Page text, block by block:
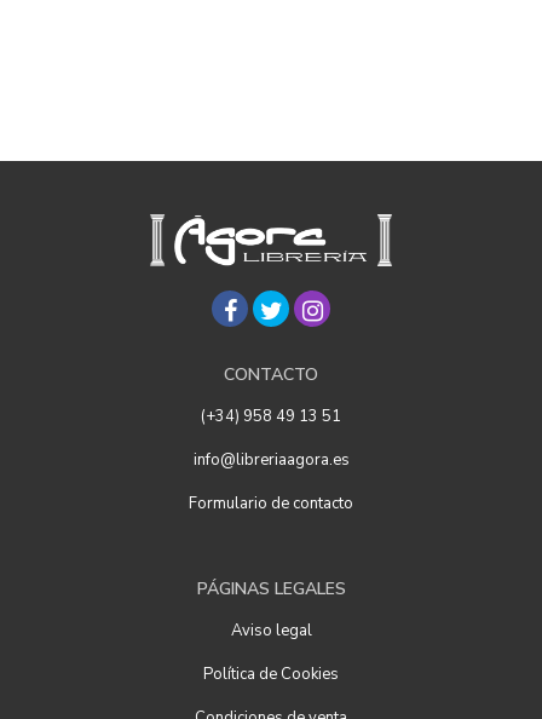
CONTACTO
(+34) 958 49 13 51
info@libreriaagora.es
Formulario de contacto
PÁGINAS LEGALES
Aviso legal
Política de Cookies